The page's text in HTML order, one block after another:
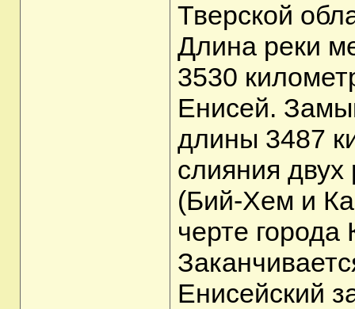
Тверской
Длина реки
3530
Енисей.
длины 3487
слияния
(Бий-Хем и
черте
Енисейский